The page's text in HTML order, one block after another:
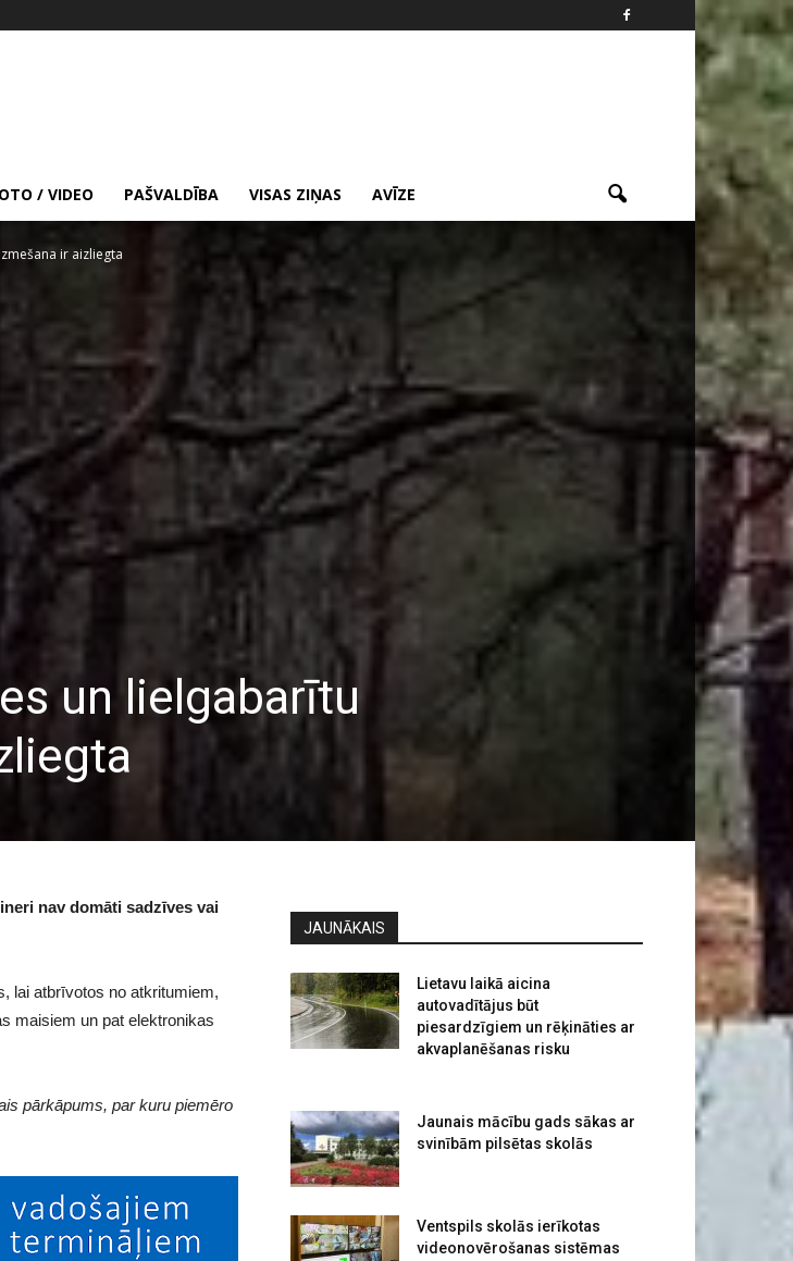
/ VIDEO PAŠVALDĪBA VISAS ZIŅAS AVĪZE
ir aizliegta
un lielgabarītu
nav domāti sadzīves vai
lai atbrīvotos no atkritumiem,
maisiem un pat elektronikas
pārkāpums, par kuru piemēro
JAUNĀKAIS
Lietavu laikā aicina
autovadītājus būt
piesardzīgiem un rēķināties ar
akvaplanēšanas risku
Jaunais mācību gads sākas ar
svinībām pilsētas skolās
Ventspils skolās ierīkotas
videonovērošanas sistēmas